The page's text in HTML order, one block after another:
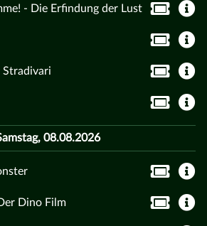
- Die Erfindung der Lust
Stradivari
08.08.2026
Dino Film